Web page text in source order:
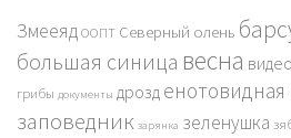
ЗмееядООПТ Северный олень
большая синица весна видео
грибы документы дрозд енотовидная
заповедник зарянка зеленушка